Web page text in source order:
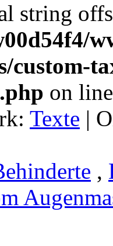
string
custom-
on
Texte |
,